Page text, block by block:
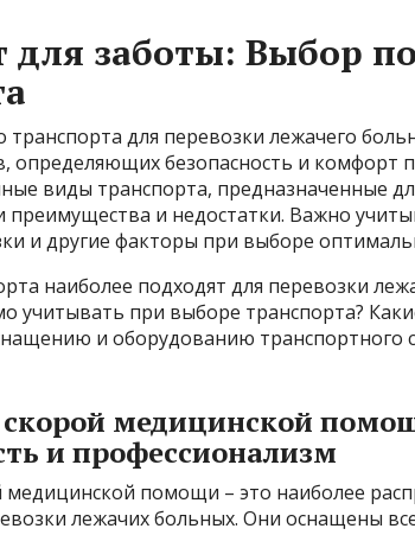
для заботы: Выбор
для перевозки лежачего
определяющих безопасность и комфорт
виды транспорта, предназначенные
преимущества и недостатки. Важно
и другие факторы при выборе
наиболее подходят для перевозки
учитывать при выборе транспорта?
и оборудованию транспортного
медицинской
и профессионализм
помощи – это наиболее
лежачих больных. Они оснащены